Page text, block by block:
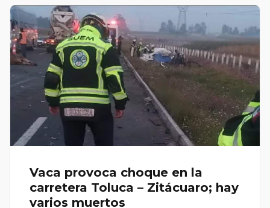
Vaca provoca choque en la
carretera Toluca – Zitácuaro; hay
varios muertos